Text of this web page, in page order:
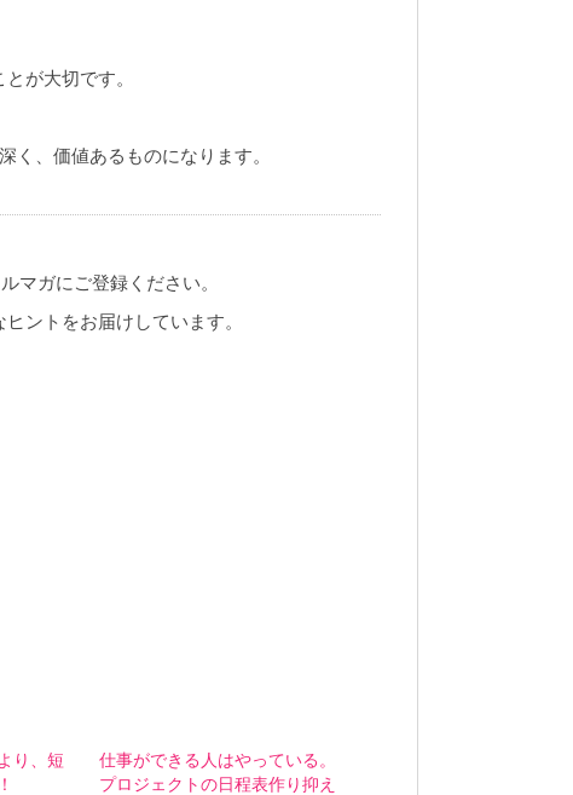
が大切です。
く、価値あるものになります。
マガにご登録ください。
ントをお届けしています。
り、短
仕事ができる人はやっている。
プロジェクトの日程表作り抑え